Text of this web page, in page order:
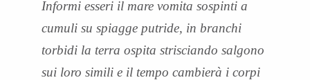
Informi esseri il mare vomita sospinti a
cumuli su spiagge putride, in branchi
torbidi la terra ospita strisciando salgono
sui loro simili e il tempo cambierà i corpi